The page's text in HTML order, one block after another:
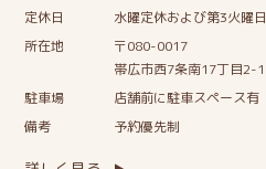
定休日
水曜定休および第3火曜日
所在地
〒080-0017
帯広市西7条南17丁目2-1
駐車場
店舗前に駐車スペース有
備考
予約優先制